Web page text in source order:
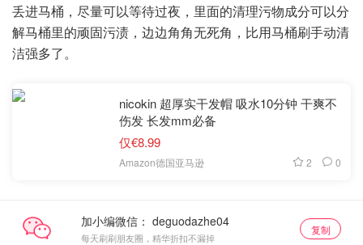
丢进马桶，尽量可以等待过夜，里面的清理污物成分可以分
解马桶里的顽固污渍，边边角角无死角，比用马桶刷手动清
洁强多了。
nicokin 超厚实干发帽 吸水10分钟 干爽不
伤发 长发mm必备
仅€8.99
Amazon德国亚马逊 2 0
加小编微信：
每天刷刷朋友圈，精华折扣不漏掉
复制